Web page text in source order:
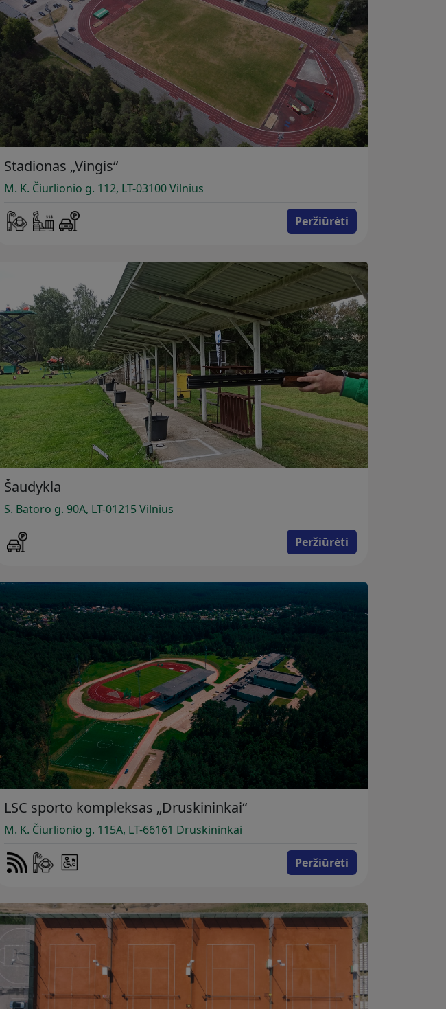
Stadionas „Vingis“
M. K. Čiurlionio g. 112, LT-03100 Vilnius
Peržiūrėti
Šaudykla
S. Batoro g. 90A, LT-01215 Vilnius
Peržiūrėti
LSC sporto kompleksas „Druskininkai“
M. K. Čiurlionio g. 115A, LT-66161 Druskininkai
Peržiūrėti